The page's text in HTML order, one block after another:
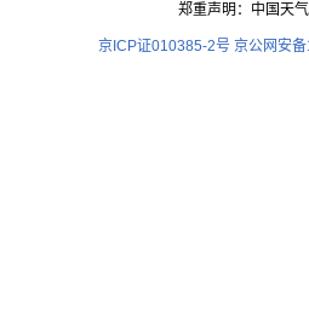
郑重声明：中国天
京ICP证010385-2号 京公网安